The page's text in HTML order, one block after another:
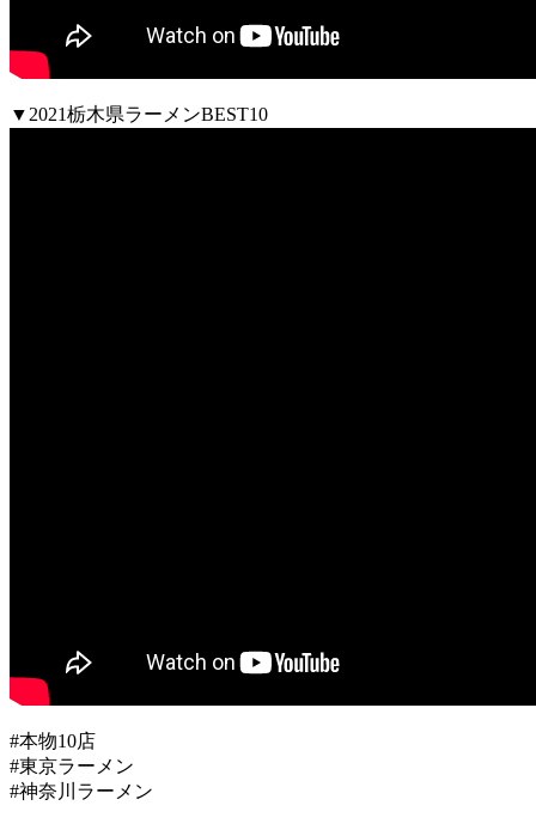
▼2021栃木県ラーメンBEST10
#本物10店
#東京ラーメン
#神奈川ラーメン